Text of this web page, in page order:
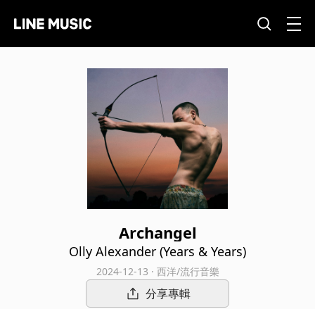
Archangel
Olly Alexander (Years & Years)
2024-12-13 · 西洋/流行音樂
分享專輯